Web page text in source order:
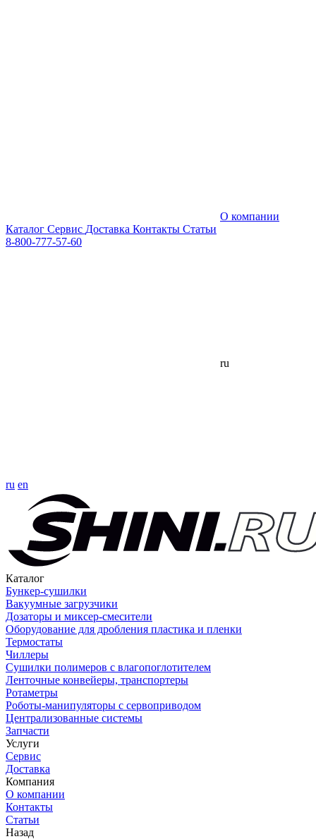
О компании
Каталог Сервис Доставка Контакты Статьи
8-800-777-57-60
ru
ru en
Каталог
Бункер-сушилки
Вакуумные загрузчики
Дозаторы и миксер-смесители
Оборудование для дробления пластика и пленки
Термостаты
Чиллеры
Сушилки полимеров с влагопоглотителем
Ленточные конвейеры, транспортеры
Ротаметры
Роботы-манипуляторы с сервоприводом
Централизованные системы
Запчасти
Услуги
Сервис
Доставка
Компания
О компании
Контакты
Статьи
Назад